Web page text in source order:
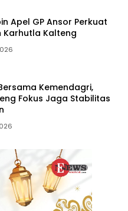
Apel GP Ansor Perkuat
Karhutla Kalteng
Kemendagri,
Fokus Jaga Stabilitas